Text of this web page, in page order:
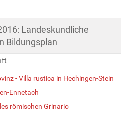
Landeskundliche
Bildungsplan
- Villa rustica in Hechingen-Stein
Ennetach
römischen Grinario